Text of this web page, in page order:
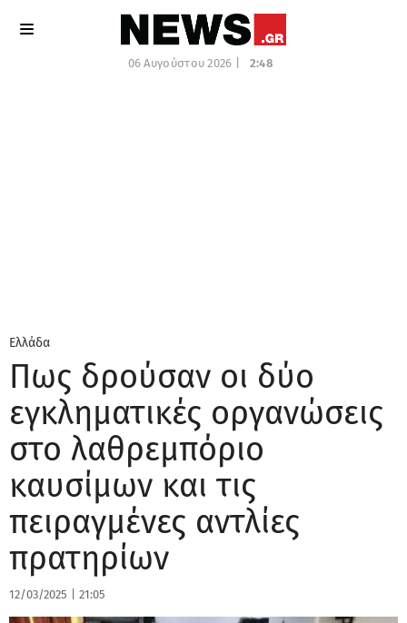
06 Αυγούστου 2026 | 2:48
Ελλάδα
Πως δρούσαν οι δύο
εγκληματικές οργανώσεις
στο λαθρεμπόριο
καυσίμων και τις
πειραγμένες αντλίες
πρατηρίων
12/03/2025 21:05